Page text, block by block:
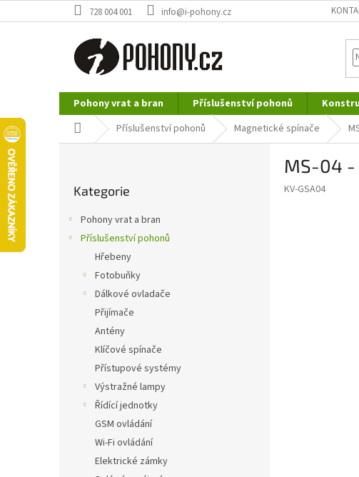
na
728 004 001 info@i-pohony.cz
Pohony vrat a bran Příslušenství pohonů
Nerezové polotovary
Hutní materiál
Domů Příslušenství pohonů Magnetické spínače
kategorie
Kategorie
Pohony vrat a bran
Příslušenství pohonů
Hřebeny
Fotobuňky
Dálkové ovladače
Přijímače
Antény
Klíčové spínače
Přístupové systémy
Výstražné lampy
Řídící jednotky
GSM ovládání
Wi-Fi ovládání
Elektrické zámky
MS-04 -
KV-GSA04